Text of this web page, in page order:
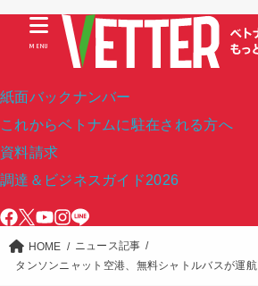
紙面バックナンバー
これからベトナムに駐在される方へ
資料請求
調達＆ビジネスガイド2026
MENU
HOME
ニュース記事
タンソンニャット空港、無料シャトルバスが運航